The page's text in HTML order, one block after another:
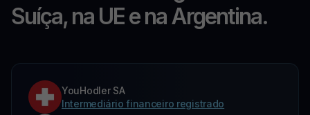
Suíça, na UE e na Argentina.
YouHodler SA
Intermediário financeiro registrado